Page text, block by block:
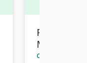
Pasar
México a
Bolivia